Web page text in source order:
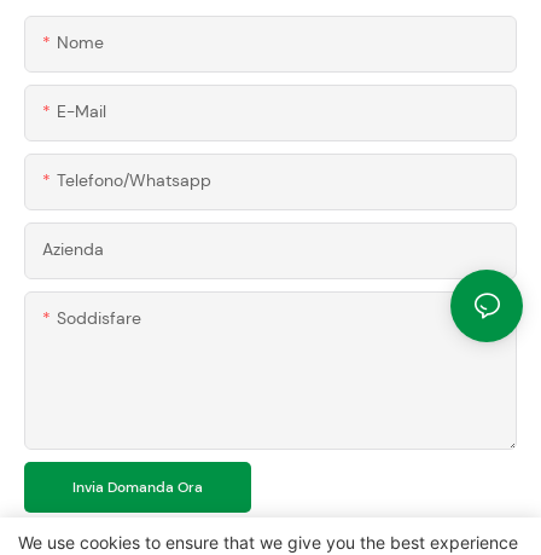
Nome
E-Mail
Telefono/whatsapp
Azienda
Soddisfare
Invia Domanda Ora
We use cookies to ensure that we give you the best experience